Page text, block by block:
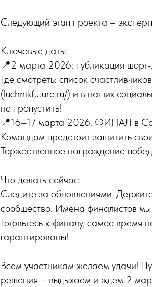
Следующий этап проекта –
Ключевые даты:
📍2 марта 2026: публикация шорт-
Где смотреть: список
(luchnikfuture.ru/) и в наших
не пропустить!
📍16–17 марта 2026. ФИНАЛ в
Командам предстоит защитить
Торжественное награждение
Что делать сейчас:
Следите за обновлениями.
сообщество. Имена финалистов
Готовьтесь к финалу, самое время
гарантированы!
Всем участникам желаем удачи!
решения – выдыхаем и ждем 2